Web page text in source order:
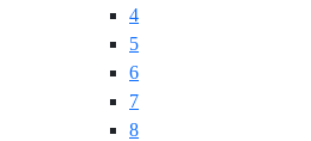
4
5
6
7
8